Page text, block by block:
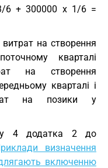
6 + 300000 х 1/6 =
на створення
кварталі
на створення
кварталі і
на позики у
4 додатка 2 до
визначення
включенню